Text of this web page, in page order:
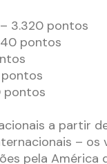
3.320 pontos
pontos
pontos
a partir
–
pela América